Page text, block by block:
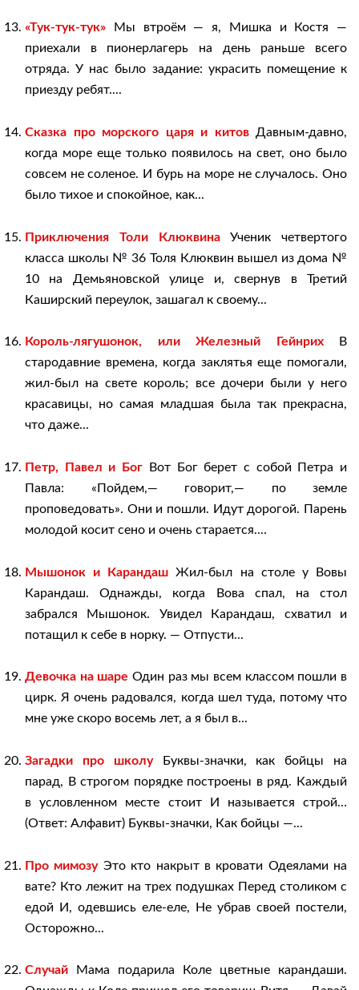
«Тук-тук-тук» Мы втроём — я, Мишка и Костя —
приехали в пионерлагерь на день раньше всего
отряда. У нас было задание: украсить помещение к
приезду ребят....
Сказка про морского царя и китовДавным-давно,
когда море еще только появилось на свет, оно было
совсем не соленое. И бурь на море не случалось. Оно
было тихое и спокойное, как...
Приключения Толи КлюквинаУченик четвертого
класса школы № 36 Толя Клюквин вышел из дома №
10 на Демьяновской улице и, свернув в Третий
Каширский переулок, зашагал к своему...
Король-лягушонок, или Железный ГейнрихВ
стародавние времена, когда заклятья еще помогали,
жил-был на свете король; все дочери были у него
красавицы, но самая младшая была так прекрасна,
что даже...
Петр, Павел и Бог Вот Бог берет с собой Петра и
Павла: «Пойдем,— говорит,— по земле
проповедовать». Они и пошли. Идут дорогой. Парень
молодой косит сено и очень старается....
Мышонок и Карандаш Жил-был на столе у Вовы
Карандаш. Однажды, когда Вова спал, на стол
забрался Мышонок. Увидел Карандаш, схватил и
потащил к себе в норку. — Отпусти...
Девочка на шаре Один раз мы всем классом пошли в
цирк. Я очень радовался, когда шел туда, потому что
мне уже скоро восемь лет, а я был в...
Загадки про школуБуквы-значки, как бойцы на
парад, В строгом порядке построены в ряд. Каждый
в условленном месте стоит И называется строй…
(Ответ: Алфавит) Буквы-значки, Как бойцы —...
Про мимозуЭто кто накрыт в кровати Одеялами на
вате? Кто лежит на трех подушках Перед столиком с
едой И, одевшись еле-еле, Не убрав своей постели,
Осторожно...
Случай Мама подарила Коле цветные карандаши.